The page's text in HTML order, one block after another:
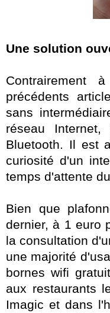
Une solution
Contrairement
précédents
sans
réseau
Bluetooth. Il est
curiosité d'un
temps d'attente
Bien que
dernier, à 1 euro
la consultation
une majorité
bornes wifi
aux restaurants
Imagic et dans